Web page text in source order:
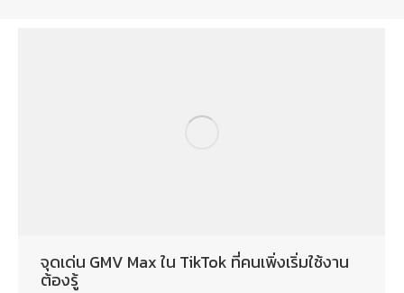
จุดเด่น GMV Max ใน TikTok ที่คนเพิ่งเริ่มใช้งาน
ต้องรู้